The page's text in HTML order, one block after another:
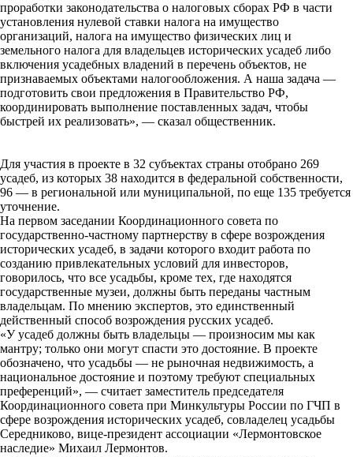
проработки законодательства о налоговых сборах РФ в части
установления нулевой ставки налога на имущество
организаций, налога на имущество физических лиц и
земельного налога для владельцев исторических усадеб либо
включения усадебных владений в перечень объектов, не
признаваемых объектами налогообложения. А наша задача —
подготовить свои предложения в Правительство РФ,
координировать выполнение поставленных задач, чтобы
быстрей их реализовать», — сказал общественник.
Для участия в проекте в 32 субъектах страны отобрано 269
усадеб, из которых 38 находится в федеральной собственности,
96 — в региональной или муниципальной, по еще 135 требуется
уточнение.
На первом заседании Координационного совета по
государственно-частному партнерству в сфере возрождения
исторических усадеб, в задачи которого входит работа по
созданию привлекательных условий для инвесторов,
говорилось, что все усадьбы, кроме тех, где находятся
государственные музеи, должны быть переданы частным
владельцам. По мнению экспертов, это единственный
действенный способ возрождения русских усадеб.
«У усадеб должны быть владельцы — произносим мы как
мантру; только они могут спасти это достояние. В проекте
обозначено, что усадьбы — не рыночная недвижимость, а
национальное достояние и поэтому требуют специальных
преференций», — считает заместитель председателя
Координационного совета при Минкультуры России по ГЧП в
сфере возрождения исторических усадеб, совладелец усадьбы
Середниково, вице-президент ассоциации «Лермонтовское
наследие» Михаил Лермонтов.